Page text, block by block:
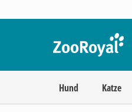
Hund Katze